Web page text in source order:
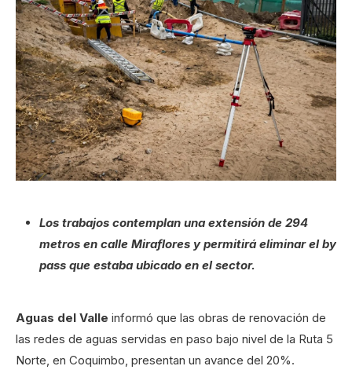
Los trabajos contemplan una extensión de 294
metros en calle Miraflores y permitirá eliminar el by
pass que estaba ubicado en el sector.
Aguas del Valle informó que las obras de renovación de
las redes de aguas servidas en paso bajo nivel de la Ruta 5
Norte, en Coquimbo, presentan un avance del 20%.